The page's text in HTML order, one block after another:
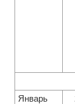
Январь